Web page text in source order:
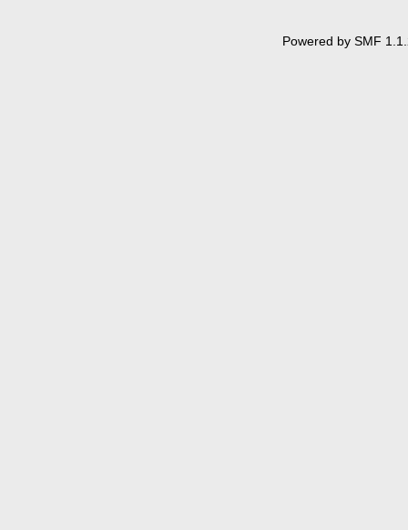
Powered by SMF